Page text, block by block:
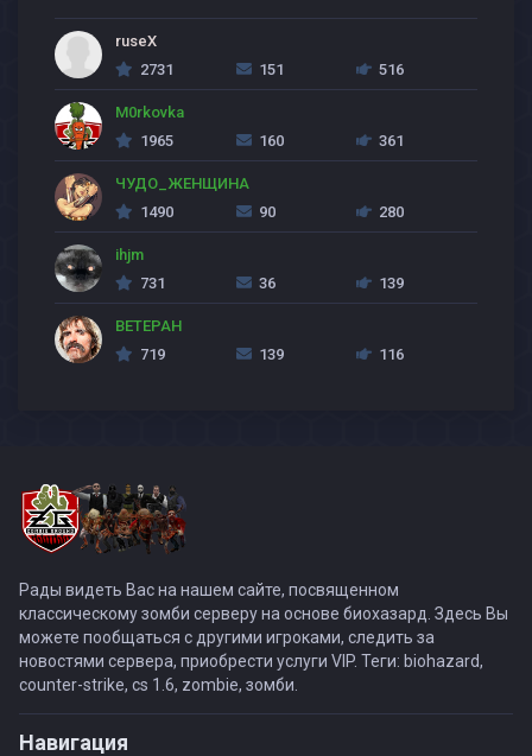
ruseX
2731
151 516
M0rkovka
1965
160 361
ЧУДО_ЖЕНЩИНА
1490
90 280
ihjm
731
36 139
BETEPAH
719
139 116
Рады видеть Вас на нашем сайте, посвященном
классическому зомби серверу на основе биохазард. Здесь Вы
можете пообщаться с другими игроками, следить за
новостями сервера, приобрести услуги VIP. Теги: biohazard,
counter-strike, cs 1.6, zombie, зомби.
Навигация